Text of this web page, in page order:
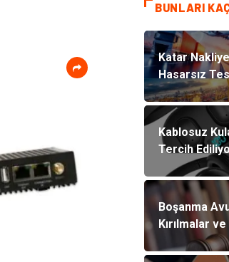
BUNLARI
Katar
Hasarsız
Kablosuz
Tercih
Boşanma
Kırılmalar